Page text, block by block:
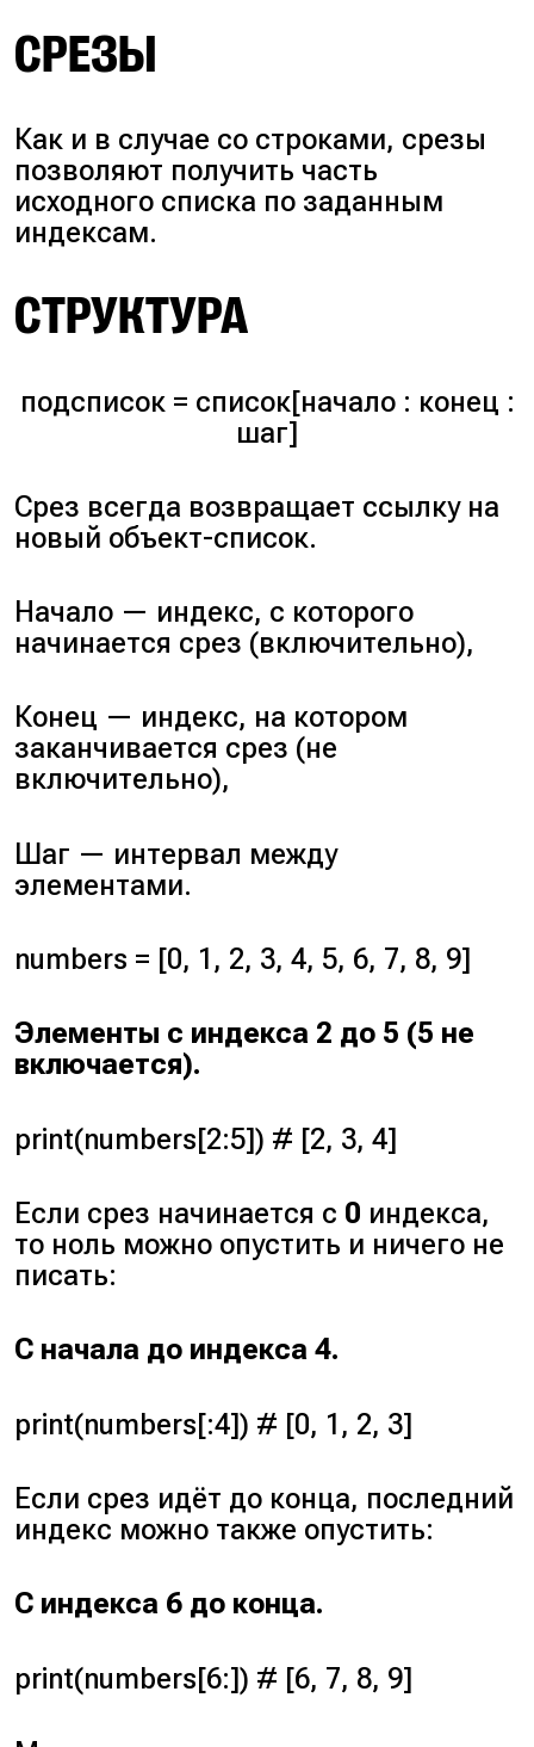
СРЕЗЫ
Как и в случае со строками, срезы
позволяют получить часть
исходного списка по заданным
индексам.
СТРУКТУРА
подсписок = список[начало : конец :
шаг]
Срез всегда возвращает ссылку на
новый объект-список.
Начало — индекс, с которого
начинается срез (включительно),
Конец — индекс, на котором
заканчивается срез (не
включительно),
Шаг — интервал между
элементами.
numbers = [0, 1, 2, 3, 4, 5, 6, 7, 8, 9]
Элементы с индекса 2 до 5 (5 не
включается).
print(numbers[2:5]) # [2, 3, 4]
Если срез начинается с 0 индекса,
то ноль можно опустить и ничего не
писать:
С начала до индекса 4.
print(numbers[:4]) # [0, 1, 2, 3]
Если срез идёт до конца, последний
индекс можно также опустить:
С индекса 6 до конца.
print(numbers[6:]) # [6, 7, 8, 9]